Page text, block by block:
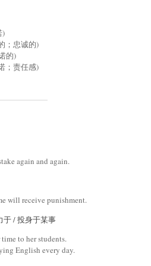
)
；忠诚的)
的)
；责任感)
again and again.
will receive punishment.
于 / 投身于某事
to her students.
English every day.